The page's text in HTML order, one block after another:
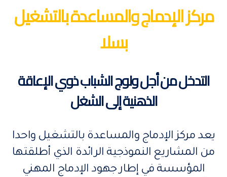
مركز الإدماج والمساعدة بالتشغيل
بسلا
التدخل من أجل ولوج الشباب ذوي الإعاقة
الذهنية إلى الشغل
يعد مركز الإدماج والمساعدة بالتشغيل واحدا
من المشاريع النموذجية الرائدة الذي أطلقتها
المؤسسة في إطار جهود الإدماج المهني